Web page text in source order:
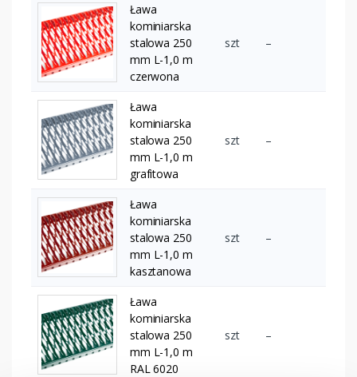
Ława
kominiarska
stalowa 250
mm L-1,0 m
czerwona
szt –
Ława
kominiarska
stalowa 250
mm L-1,0 m
grafitowa
szt –
Ława
kominiarska
stalowa 250
mm L-1,0 m
kasztanowa
szt –
Ława
kominiarska
stalowa 250
mm L-1,0 m
RAL 6020
szt –